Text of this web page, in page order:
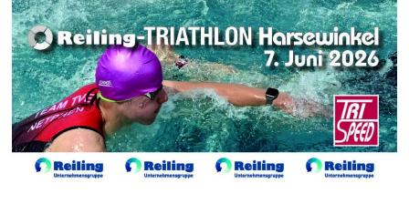
Direkt
zum
Inhalt